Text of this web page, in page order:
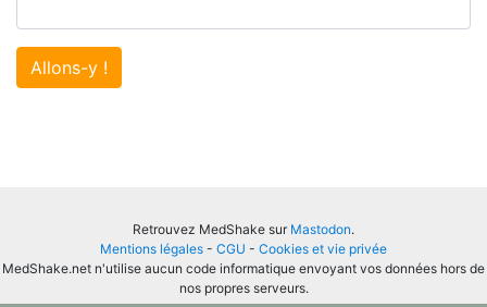
Allons-y !
Retrouvez MedShake sur Mastodon.
Mentions légales - CGU - Cookies et vie privée
MedShake.net n'utilise aucun code informatique envoyant vos données hors de
nos propres serveurs.